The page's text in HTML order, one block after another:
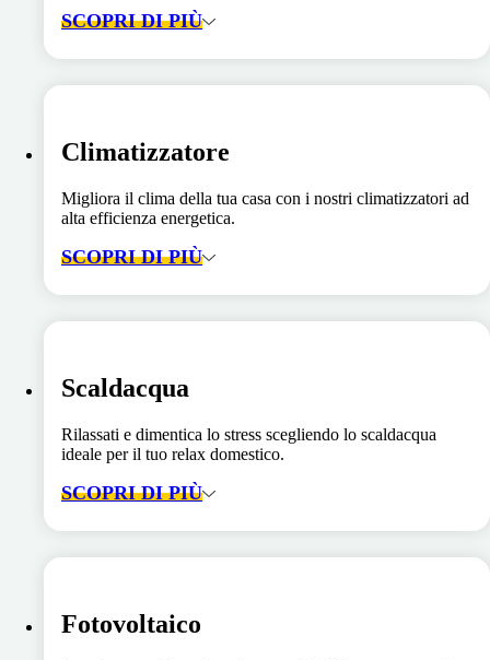
SCOPRI DI PIÙ
Climatizzatore
Migliora il clima della tua casa con i nostri climatizzatori ad
alta efficienza energetica.
SCOPRI DI PIÙ
Scaldacqua
Rilassati e dimentica lo stress scegliendo lo scaldacqua
ideale per il tuo relax domestico.
SCOPRI DI PIÙ
Fotovoltaico